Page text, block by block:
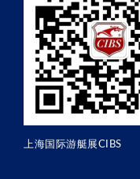
上海国际游艇展CIBS